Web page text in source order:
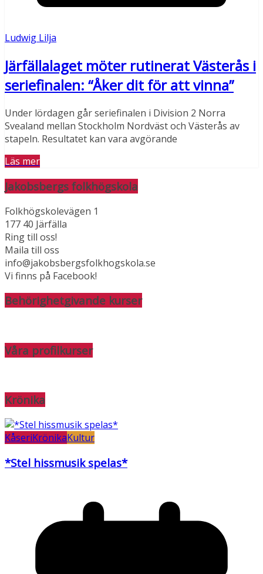
Ludwig Lilja
Järfällalaget möter rutinerat Västerås i
seriefinalen: “Åker dit för att vinna”
Under lördagen går seriefinalen i Division 2 Norra
Svealand mellan Stockholm Nordväst och Västerås av
stapeln. Resultatet kan vara avgörande
Läs mer
Jakobsbergs folkhögskola
Folkhögskolevägen 1
177 40 Järfälla
Ring till oss!
Maila till oss
info@jakobsbergsfolkhogskola.se
Vi finns på Facebook!
Behörighetgivande kurser
Våra profilkurser
Krönika
KåseriKrönikaKultur
*Stel hissmusik spelas*